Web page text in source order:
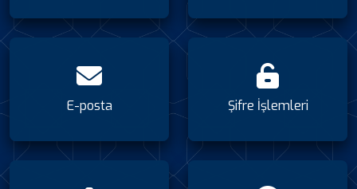
E-posta Şifre İşlemleri